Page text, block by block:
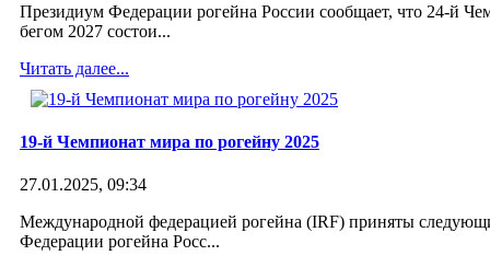
Интервью с Ниной Михеевой после
10-го Чемпионата мира по рогейну
2012
17 сентября 2012
Президиум Федерации рогейна России сообщает, что 24-й
бегом 2027 состои...
Читать далее...
19-й Чемпионат мира по рогейну 2025
27.01.2025, 09:34
Международной федерацией рогейна (IRF) приняты
Федерации рогейна Росс...